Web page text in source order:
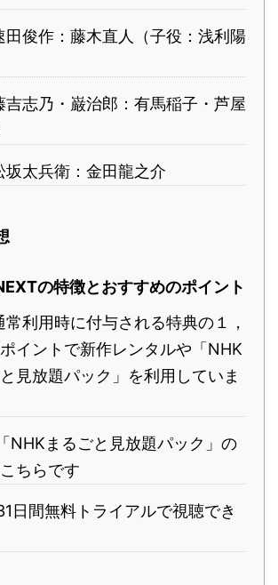
田俊作：藤木直人（子役：浅利陽
吉志乃・巌治郎：有馬稲子・芦屋
坂太兵衛：金田龍之介
の特徴とおすすめのポイント
常利用時に付与される特典の１，
イントで新作レンタルや「NHK
見放題パック」を利用していま
「NHKまるごと見放題パック」の
ちらです
日間無料トライアルで視聴でき